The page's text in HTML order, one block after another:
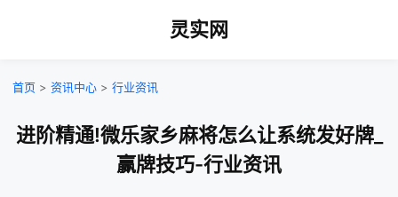
灵实网
首页 > 资讯中心 > 行业资讯
进阶精通!微乐家乡麻将怎么让系统发好牌_
赢牌技巧-行业资讯